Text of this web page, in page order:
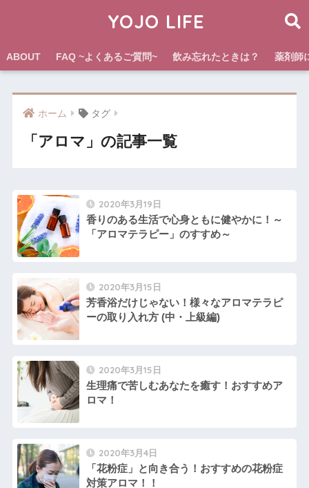
YOJO LIFE
ABOUT FAQ ~よくあるご質問~ 飲み忘れたときは？ 薬剤師
ホーム タグ
「アロマ」の記事一覧
2020年3月19日
香りのある生活で心身ともに健やかに！～
「アロマテラピー」のすすめ～
2020年3月15日
芳香浴だけじゃない！様々なアロマテラピ
ーの取り入れ方 (中・上級編)
2020年3月15日
生理痛で苦しむあなたを癒す！おすすめア
ロマ！
2020年3月4日
「花粉症」と向き合う！おすすめの花粉症
対策アロマ！！